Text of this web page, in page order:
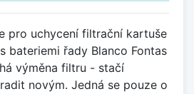
pro uchycení filtrační kartuše
bateriemi řady Blanco Fontas
výměna filtru - stačí
novým. Jedná se pouze o